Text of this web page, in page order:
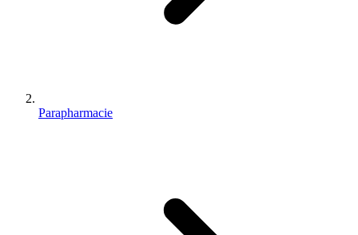
Parapharmacie